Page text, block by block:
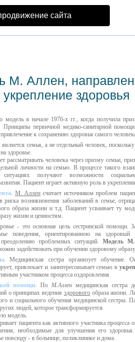
сайта
М. Аллен,
укрепление здоровья
модель в начале 1970-х гг., когда получила
Принципы первичной медико-санитарной
к сохранению здоровья самого
семья, а не отдельный человек,
здоровье.
рассматривать человека через призму семьи,
личности на семью. В процессе такого
ситуациях получают возможности
Пациент играет активную роль в
М. Аллен считает источником проблем
риска возникновения заболеваний в семье,
образа жизни и т.д. Пациент усваивает ту
жизни и ценностям.
- это основная цель сестринской помощи.
поведения, ориентированною на
проблемных ситуаций. Модель
задействовать при обучении здоровому
Медицинская сестра организует обучение.
привлекает и заинтересовывает семью в
участником процесса оздоровления.
помощи. По М.Аллен медицинская сестра
о принципах ведения здоровогообраза жизни.
и социального обучения медицинской сестры.
людей, которое трансформируется
модель.
пациента как активного участника процесса
необходимые для улучшения его здоровья.
повсюду - в больнице, поликлинике и дома.